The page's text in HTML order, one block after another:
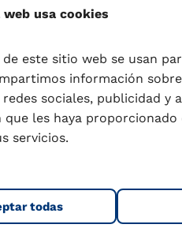
web usa cookies
de este sitio web se usan
información
sociales, publicidad y
que les haya
servicios.
todas
los copos de avena, etc.
una pieza de fruta entera
las mermeladas y las
de azúcar, por eso se
entera.
algún lácteo entero y
una porción individual de
para incluir un lácteo de